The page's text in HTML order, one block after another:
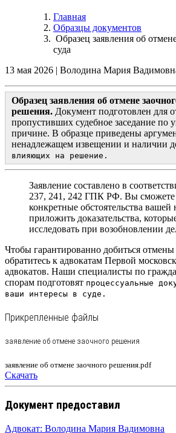
Главная
Образцы документов
Образец заявления об
суда
13 мая 2026 | Володина Мария
Образец заявления об отмене
решения. Документ подготовлен для
пропустивших судебное заседание по
причине. В образце приведены
ненадлежащем извещении и наличии
влияющих на решение.
Заявление составлено в
237, 241, 242 ГПК РФ. Вы сможете
конкретные обстоятельства вашей
приложить доказательства,
исследовать при возобновлении
Чтобы гарантированно добиться
обратитесь к адвокатам Первой
адвокатов. Наши специалисты по
спорам подготовят процессуальные
ваши интересы в суде.
Прикрепленные файлы
заявление об отмене заочного решения
заявление об отмене заочного решения.pdf
Скачать
Документ предоставил
Адвокат: Володина Мария Вадимовна